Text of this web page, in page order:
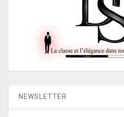
NEWSLETTER